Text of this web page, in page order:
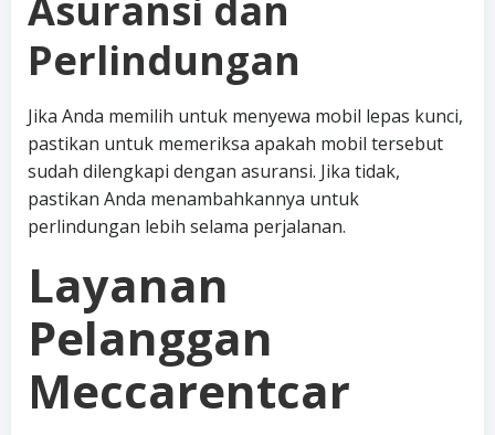
Perlindungan
Jika Anda memilih untuk menyewa mobil lepas kunci,
pastikan untuk memeriksa apakah mobil tersebut
sudah dilengkapi dengan asuransi. Jika tidak,
pastikan Anda menambahkannya untuk
perlindungan lebih selama perjalanan.
Layanan
Pelanggan
Meccarentcar